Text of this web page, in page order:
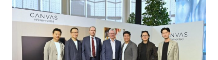
HiFi” ซา